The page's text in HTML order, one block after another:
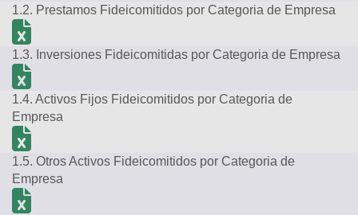
1.2. Prestamos Fideicomitidos por Categoria de Empresa
1.3. Inversiones Fideicomitidas por Categoria de Empresa
1.4. Activos Fijos Fideicomitidos por Categoria de
Empresa
1.5. Otros Activos Fideicomitidos por Categoria de
Empresa